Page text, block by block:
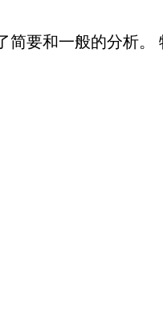
简要和一般的分析。